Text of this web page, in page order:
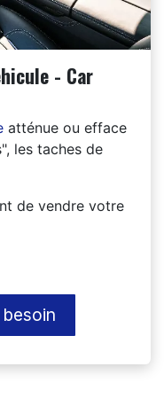
- Car
atténue ou efface
les taches de
de vendre votre